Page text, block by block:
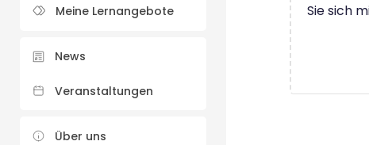
Meine Lernangebote
News
Veranstaltungen
Über uns
Sie sich